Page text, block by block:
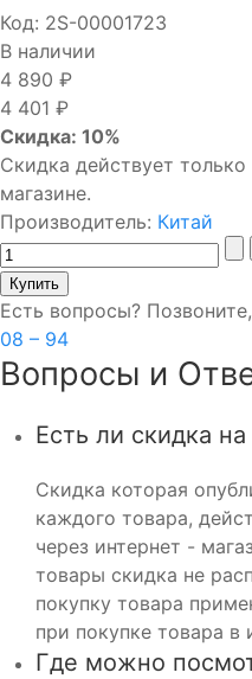
Код: 2S-00001723
В наличии
4 890 ₽
4 401 ₽
Скидка: 10%
Скидка действует
магазине.
Производитель: Китай
Есть вопросы?
08 – 94
Вопросы и
Есть ли скидка на
Скидка которая
каждого товара,
через интернет -
товары скидка не
покупку товара
при покупке товара в
Где можно